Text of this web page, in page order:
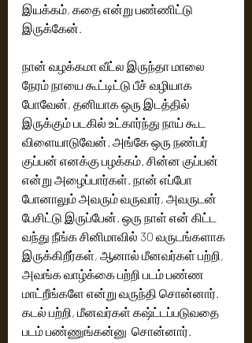
இயக்கம், கதை என்று பண்ணிட்டு
இருக்கேன்.
நான் வழக்கமா வீட்ல இருந்தா மாலை
நேரம் நாயை கூட்டிட்டு பீச் வழியாக
போவேன், தனியாக ஒரு இடத்தில்
இருக்கும் படகில் உட்கார்ந்து நாய் கூட
விளையாடுவேன். அங்கே ஒரு நண்பர்
குப்பன் எனக்கு பழக்கம். சின்ன குப்பன்
என்று அழைப்பார்கள். நான் எப்போ
போனாலும் அவரும் வருவார், அவருடன்
பேசிட்டு இருப்பேன். ஒரு நாள் என் கிட்ட
வந்து நீங்க சினிமாவில் 30 வருடங்களாக
இருக்கிறீர்கள், ஆனால் மீனவர்கள் பற்றி,
அவங்க வாழ்க்கை பற்றி படம் பண்ண
மாட்றீங்களே என்று வருந்தி சொன்னார்.
கடல் பற்றி, மீனவர்கள் கஷ்ட்டப்படுவதை
படம் பண்ணுங்கன்னு  சொன்னார்.